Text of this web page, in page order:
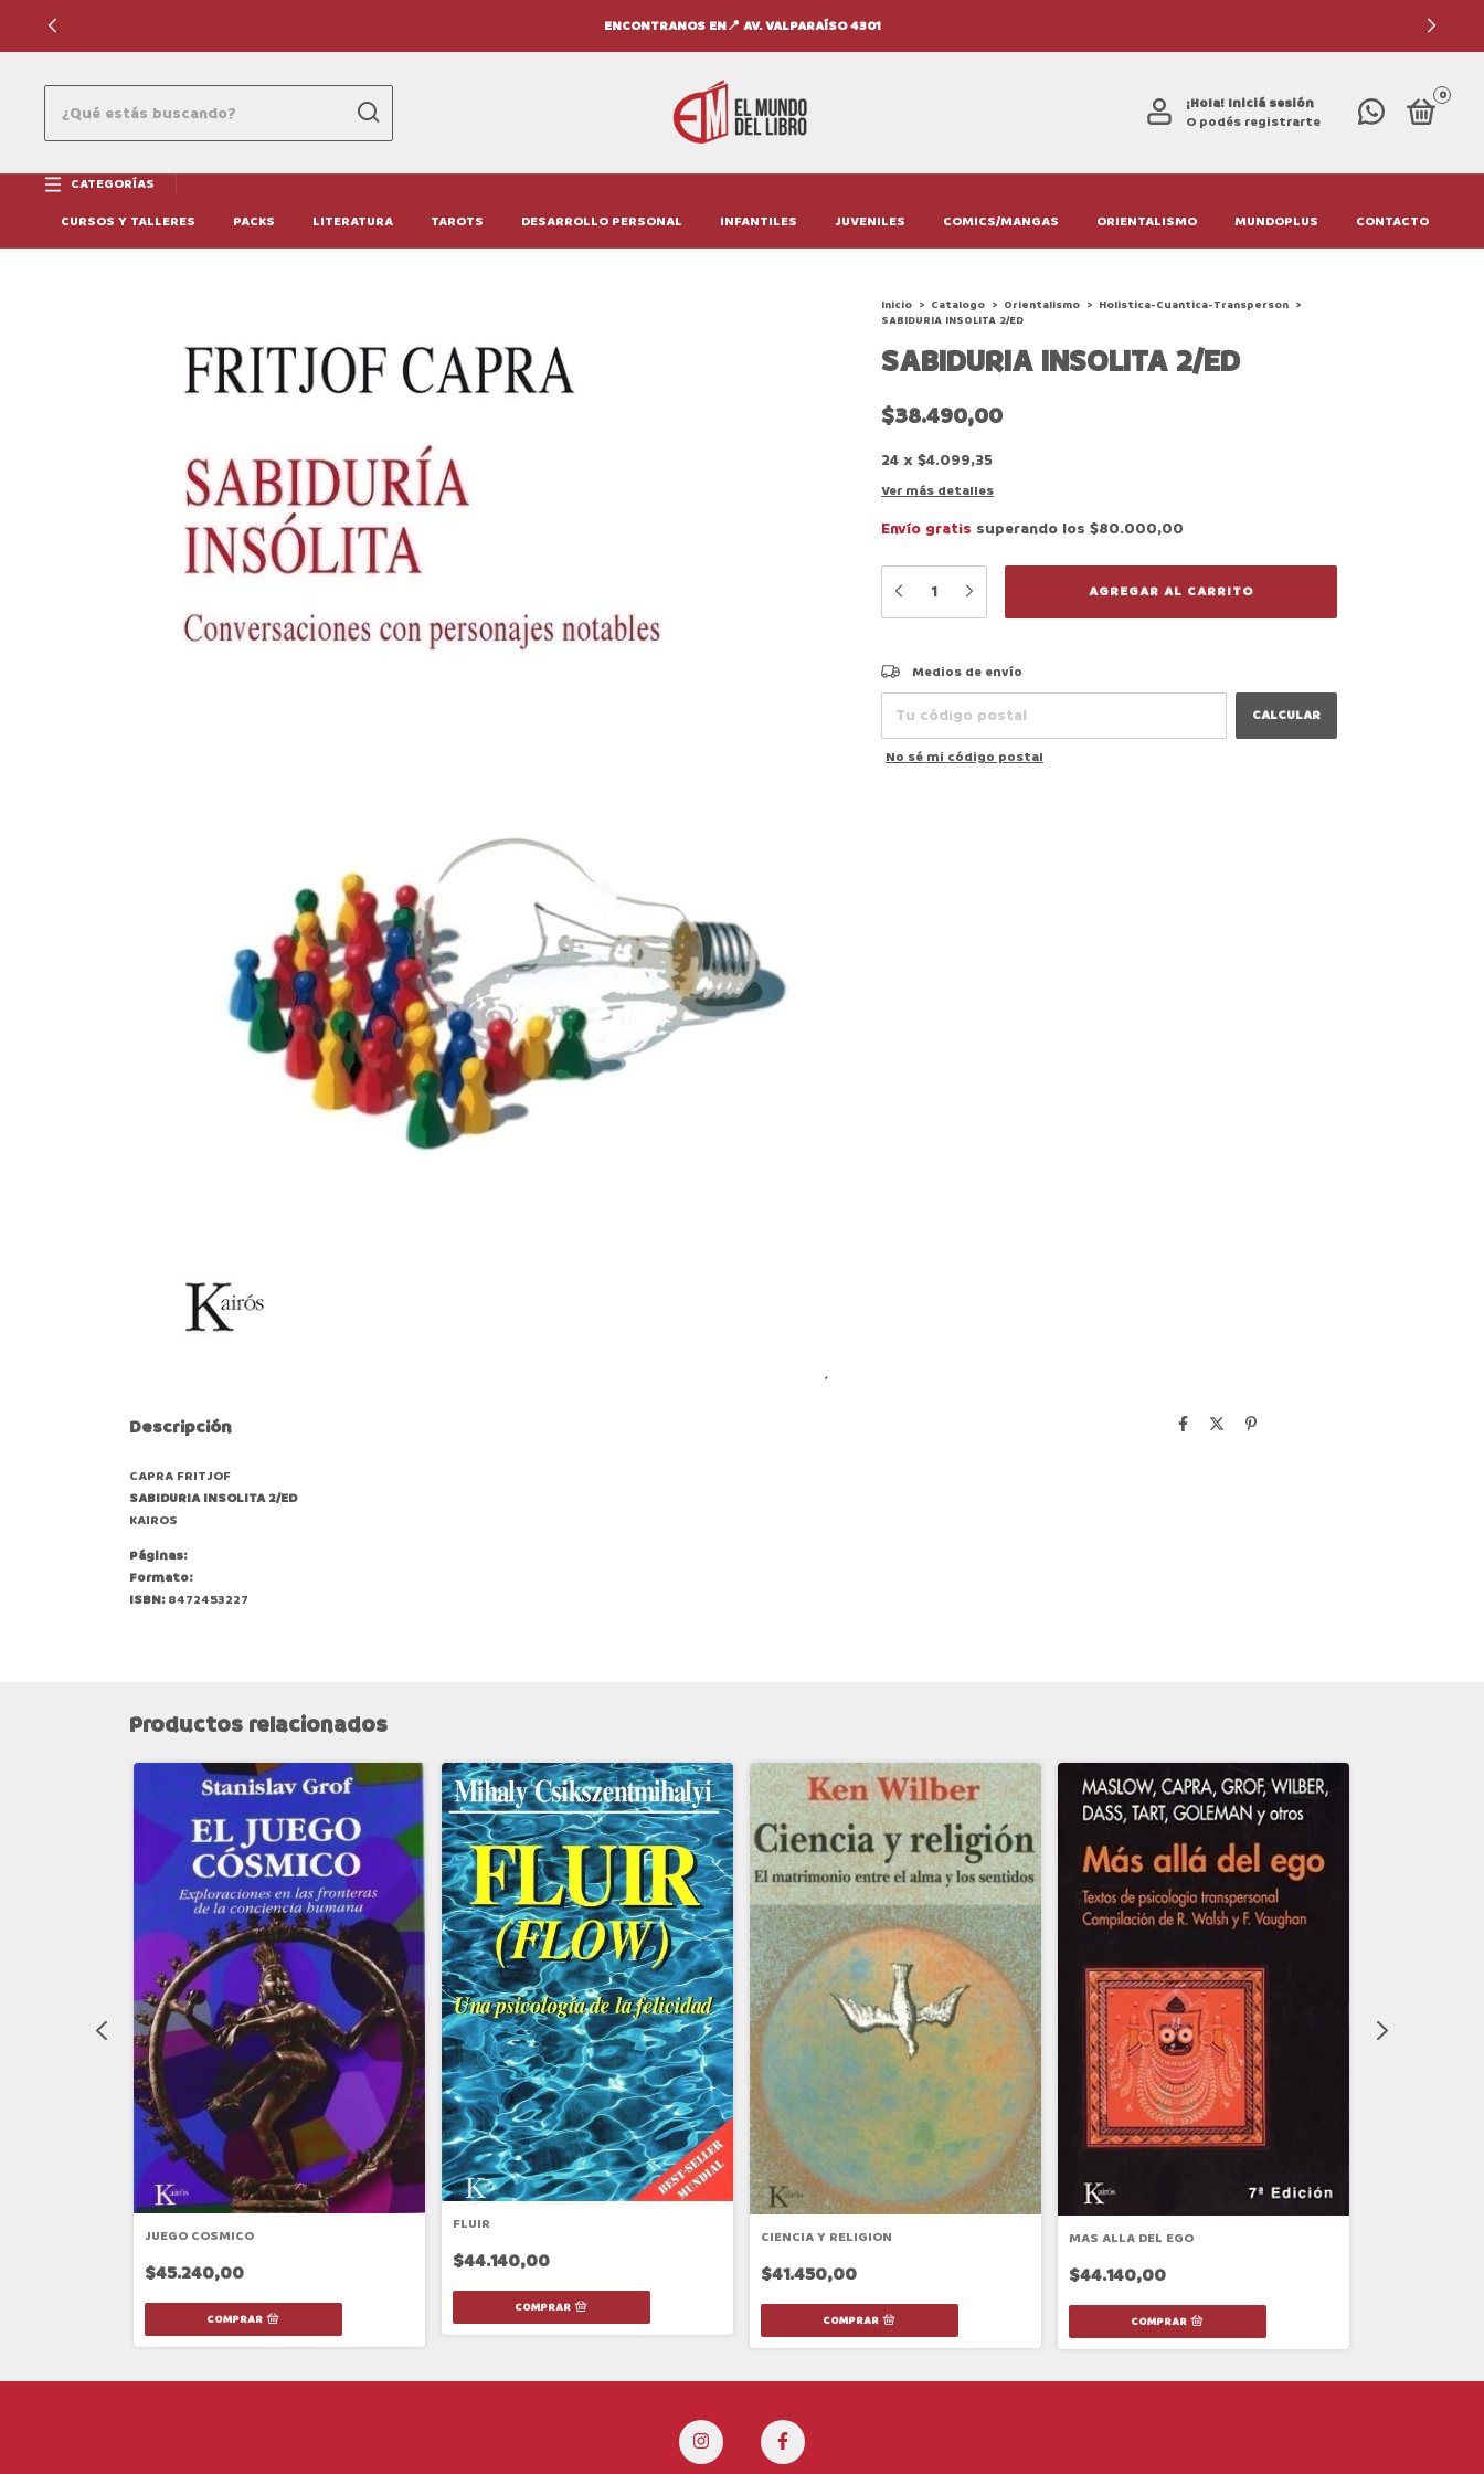
ENCONTRANOS EN📍 AV. VALPARAÍSO 4301
¡Hola! Iniciá sesión
O podés registrarte
0
CATEGORÍAS
CURSOS Y TALLERES
PACKS LITERATURA TAROTS DESARROLLO PERSONAL INFANTILES JUVENILES COMICS/MANGAS ORIENTALISMO MUNDOPLUS CONTACTO
Inicio > Catalogo > Orientalismo > Holistica-Cuantica-Transperson >
SABIDURIA INSOLITA 2/ED
SABIDURIA INSOLITA 2/ED
$38.490,00
24 x $4.099,35
Ver más detalles
Envío gratis superando los $80.000,00
Entregas para el CP:
Medios de envío
CALCULAR
No sé mi código postal
Descripción
CAPRA FRITJOF
SABIDURIA INSOLITA 2/ED
KAIROS
Páginas:
Formato:
ISBN:8472453227
Productos relacionados
JUEGO COSMICO
$45.240,00
FLUIR
$44.140,00
CIENCIA Y RELIGION
$41.450,00
MAS ALLA DEL EGO
$44.140,00